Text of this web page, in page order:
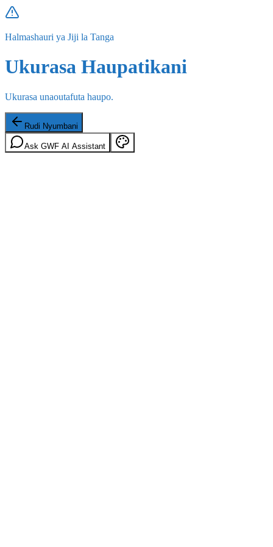
Halmashauri ya Jiji la Tanga
Ukurasa Haupatikani
Ukurasa unaoutafuta haupo.
Rudi Nyumbani
Ask GWF AI Assistant